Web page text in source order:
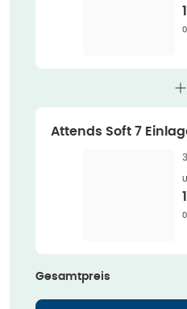
Attends Soft 7
Gesamtpreis